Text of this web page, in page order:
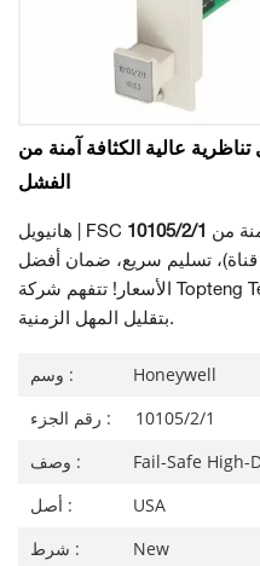
وحدة إدخال تناظرية عالية الكثافة آمنة من
الفشل
هانيويل | FSC 10105/2/1 من
الفشل (24 فولت تيار مستمر، 16 قناة)، تسليم سريع، ضمان أفضل
الأسعار! تتفهم شركة Topteng Technology أهمية احتياجاتك وتلتزم
بتقليل المهل الزمنية.
وسم :
Honeywell
رقم الجزء :
10105/2/1
وصف :
Fail-Safe
أصل :
USA
شرط :
New